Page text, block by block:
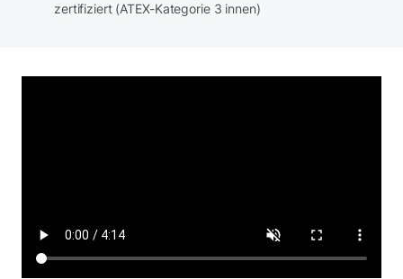
zertifiziert (ATEX-Kategorie 3 innen)